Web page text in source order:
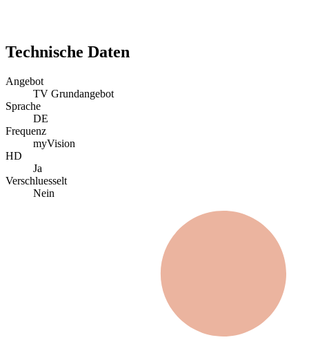
Technische Daten
Angebot
TV Grundangebot
Sprache
DE
Frequenz
myVision
HD
Ja
Verschluesselt
Nein